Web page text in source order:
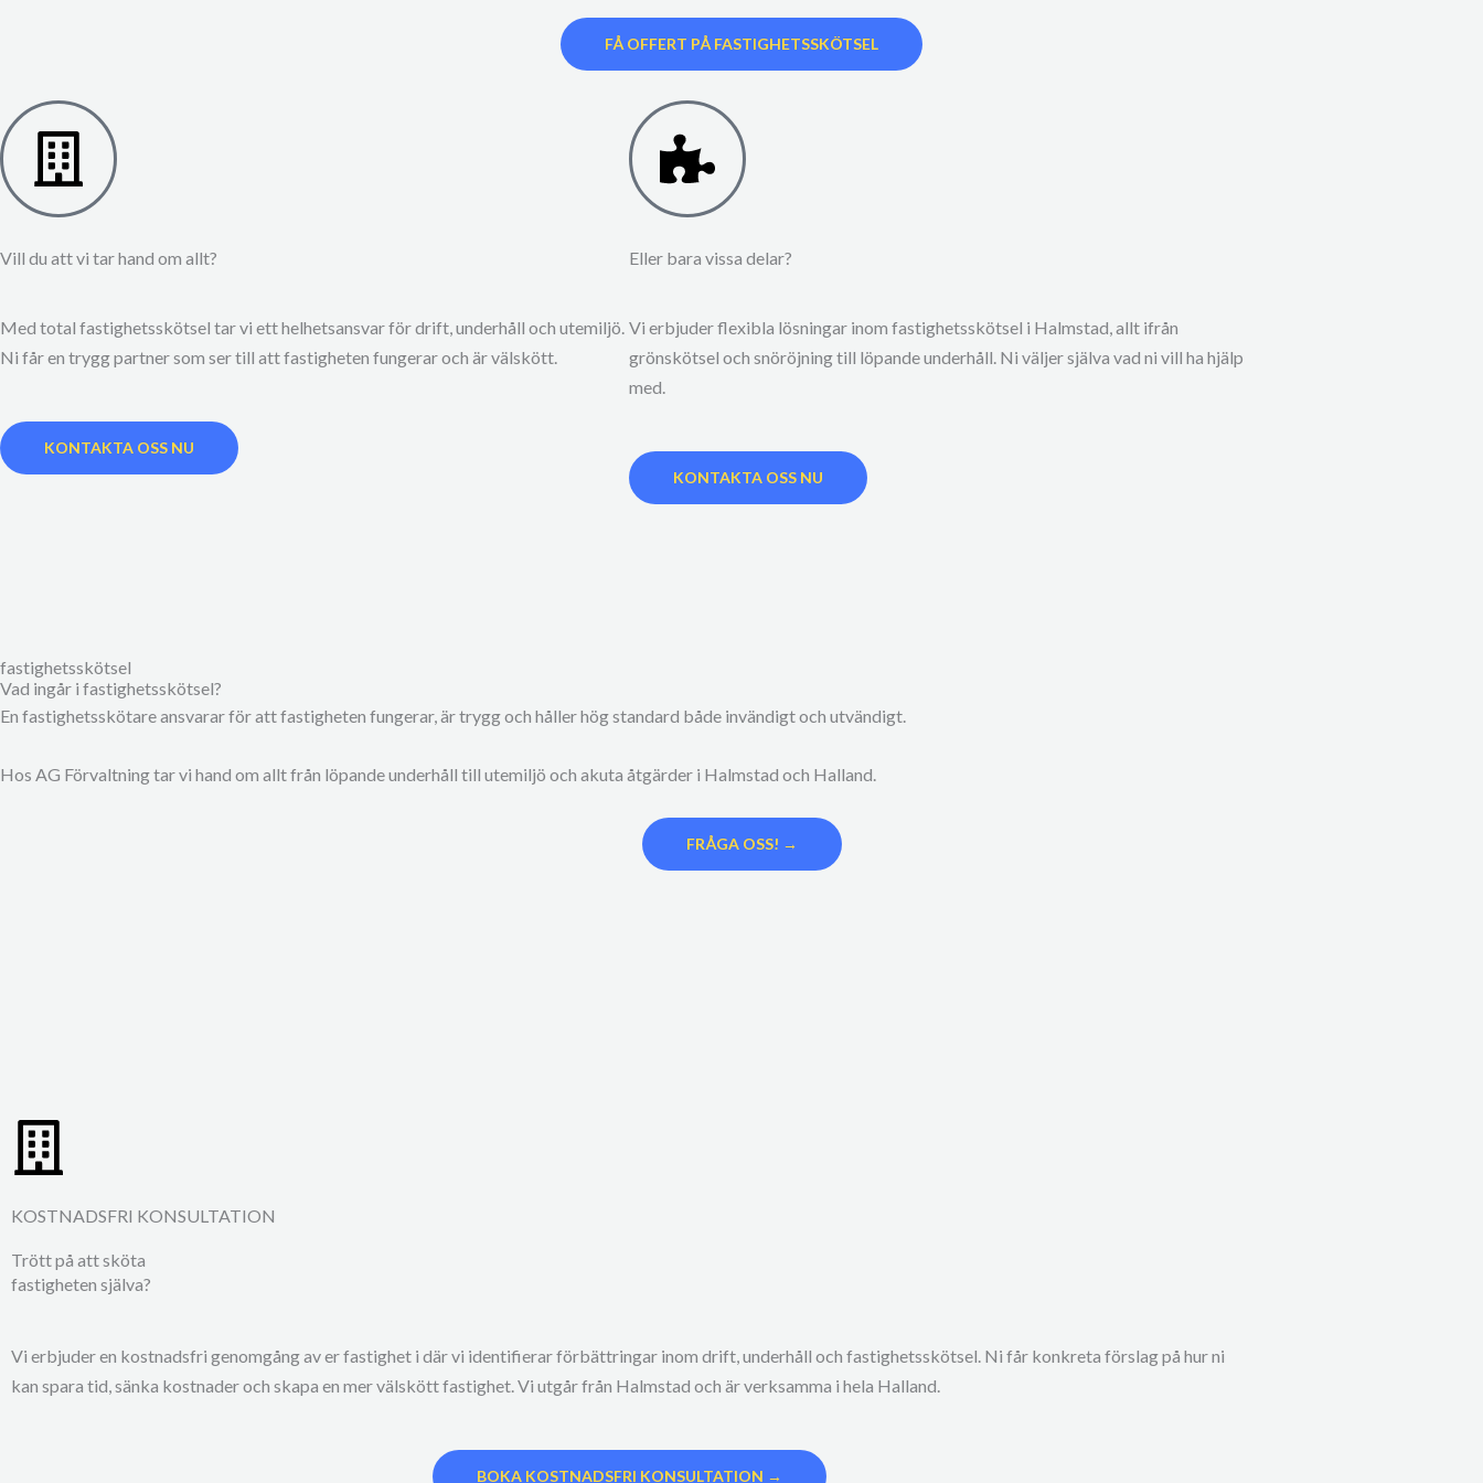
FÅ OFFERT PÅ FASTIGHETSSKÖTSEL
Vill du att vi tar hand om allt?
Med total fastighetsskötsel tar vi ett helhetsansvar för drift, underhåll och utemiljö.
Ni får en trygg partner som ser till att fastigheten fungerar och är välskött.
KONTAKTA OSS NU
Eller bara vissa delar?
Vi erbjuder flexibla lösningar inom fastighetsskötsel i Halmstad, allt ifrån
grönskötsel och snöröjning till löpande underhåll. Ni väljer själva vad ni vill ha hjälp
med.
KONTAKTA OSS NU
fastighetsskötsel
Vad ingår i fastighetsskötsel?
En fastighetsskötare ansvarar för att fastigheten fungerar, är trygg och håller hög standard både invändigt och utvändigt.
Hos AG Förvaltning tar vi hand om allt från löpande underhåll till utemiljö och akuta åtgärder i Halmstad och Halland.
FRÅGA OSS! →
KOSTNADSFRI KONSULTATION
Trött på att sköta
fastigheten själva?
Vi erbjuder en kostnadsfri genomgång av er fastighet i där vi identifierar förbättringar inom drift, underhåll och fastighetsskötsel. Ni får konkreta förslag på hur ni
kan spara tid, sänka kostnader och skapa en mer välskött fastighet. Vi utgår från Halmstad och är verksamma i hela Halland.
BOKA KOSTNADSFRI KONSULTATION →